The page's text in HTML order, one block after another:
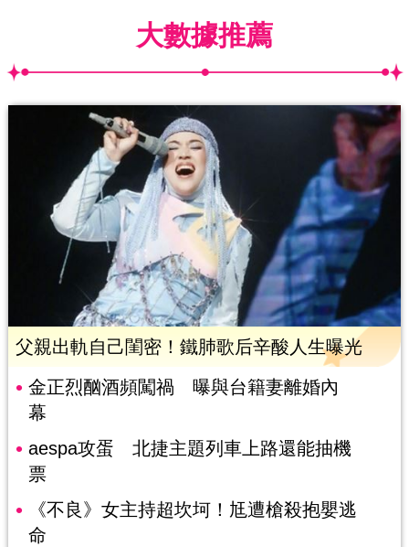
大數據推薦
父親出軌自己閨密！鐵肺歌后辛酸人生曝光
金正烈酗酒頻闖禍 曝與台籍妻離婚內
幕
aespa攻蛋 北捷主題列車上路還能抽機
票
《不良》女主持超坎坷！尪遭槍殺抱嬰逃
命